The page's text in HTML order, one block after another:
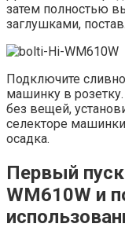
затем полностью
заглушками,
Подключите
машинку в
без вещей,
селекторе
осадка.
Первый
WM610W и